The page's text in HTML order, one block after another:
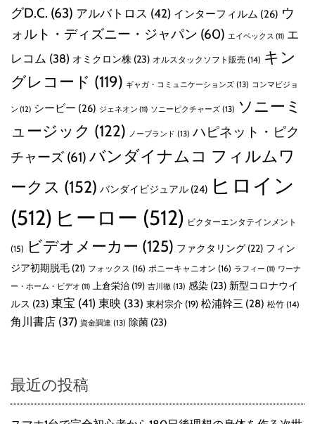
グD.C. (63) アルバトロス (42) インターフィルム (26) ウ
ォルト・ディズニー・ジャパン (60) エイベックス (11) エ
レコム (38) オミクロン株 (23) オルスタックソフト販売 (14) キン
グレコード (119) ギャガ・コミュニケーションズ (13) コンマビジョ
ン (12) シービー (26) ジェネオン (11) ソニーピクチャーズ (13) ソニーミ
ュージック (122) ノーブランド (13) ハピネット・ピク
チャーズ (61) バンダイナムコ フィルムワ
ークス (152) バンダイビジュアル (24) ヒロイン
(512) ヒーロー (512) ビクターエンタテインメント
(15) ビデオメーカー (125) ファクタリング (22) フィン
ジア初期脱毛 (21) フォックス (16) ポニーキャニオン (16) ラフィー (11) ワーナ
ー・ホーム・ビデオ (11) 上倉栄治 (19) 吉川徹 (13) 感染 (23) 新型コロナウイ
ルス (23) 東宝 (41) 東映 (33) 東村宗介 (19) 松浦幹三 (28) 松竹 (14)
角川書店 (37) 資金調達 (13) 除菌 (23)
最近の投稿